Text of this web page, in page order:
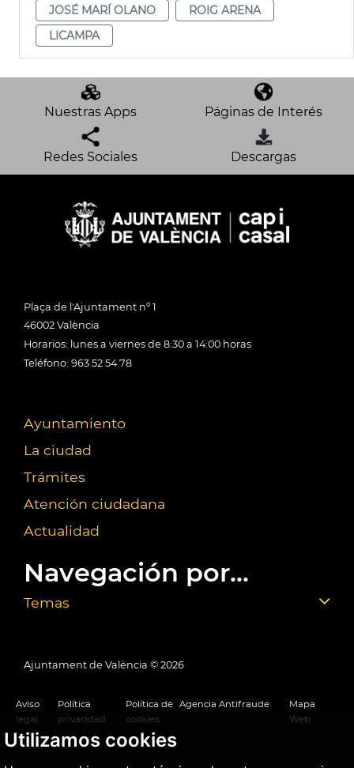
Utilizamos cookies
JOSÉ MARÍ OLANO
ROIG ARENA
LICAMPA
Nuestras Apps Páginas de Interés
Redes Sociales Descargas
Plaça de l'Ajuntament nº 1
46002 València
Horarios: lunes a viernes de 8:30 a 14:00 horas
Teléfono: 963 52 54 78
Ayuntamiento
La ciudad
Trámites
Atención ciudadana
Actualidad
Navegación por...
Temas
Ajuntament de València © 2026
Aviso
legal
Política
privacidad
Política de
cookies
Agencia Antifraude
Mapa
Web